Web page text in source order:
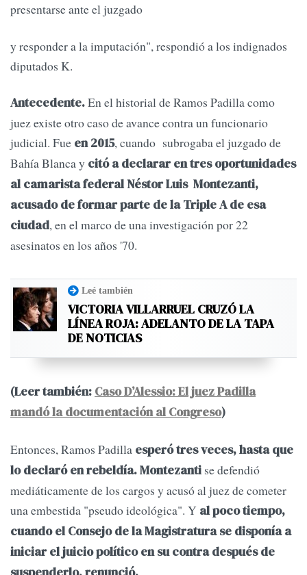
presentarse ante el juzgado
y responder a la imputación", respondió a los indignados
diputados K.
Antecedente.En el historial de Ramos Padilla como
juez existe otro caso de avance contra un funcionario
judicial. Fue en 2015, cuando subrogaba el juzgado de
Bahía Blanca y citó a declarar en tres oportunidades
al camarista federal Néstor Luis Montezanti,
acusado de formar parte de la Triple A de esa
ciudad, en el marco de una investigación por 22
asesinatos en los años '70.
Leé también
VICTORIA VILLARRUEL CRUZÓ LA
LÍNEA ROJA: ADELANTO DE LA TAPA
DE NOTICIAS
(Leer también: Caso D’Alessio: El juez Padilla
mandó la documentación al Congreso)
Entonces, Ramos Padilla esperó tres veces, hasta que
lo declaró en rebeldía.Montezanti se defendió
mediáticamente de los cargos y acusó al juez de cometer
una embestida "pseudo ideológica". Y al poco tiempo,
cuando el Consejo de la Magistratura se disponía a
iniciar el juicio político en su contra después de